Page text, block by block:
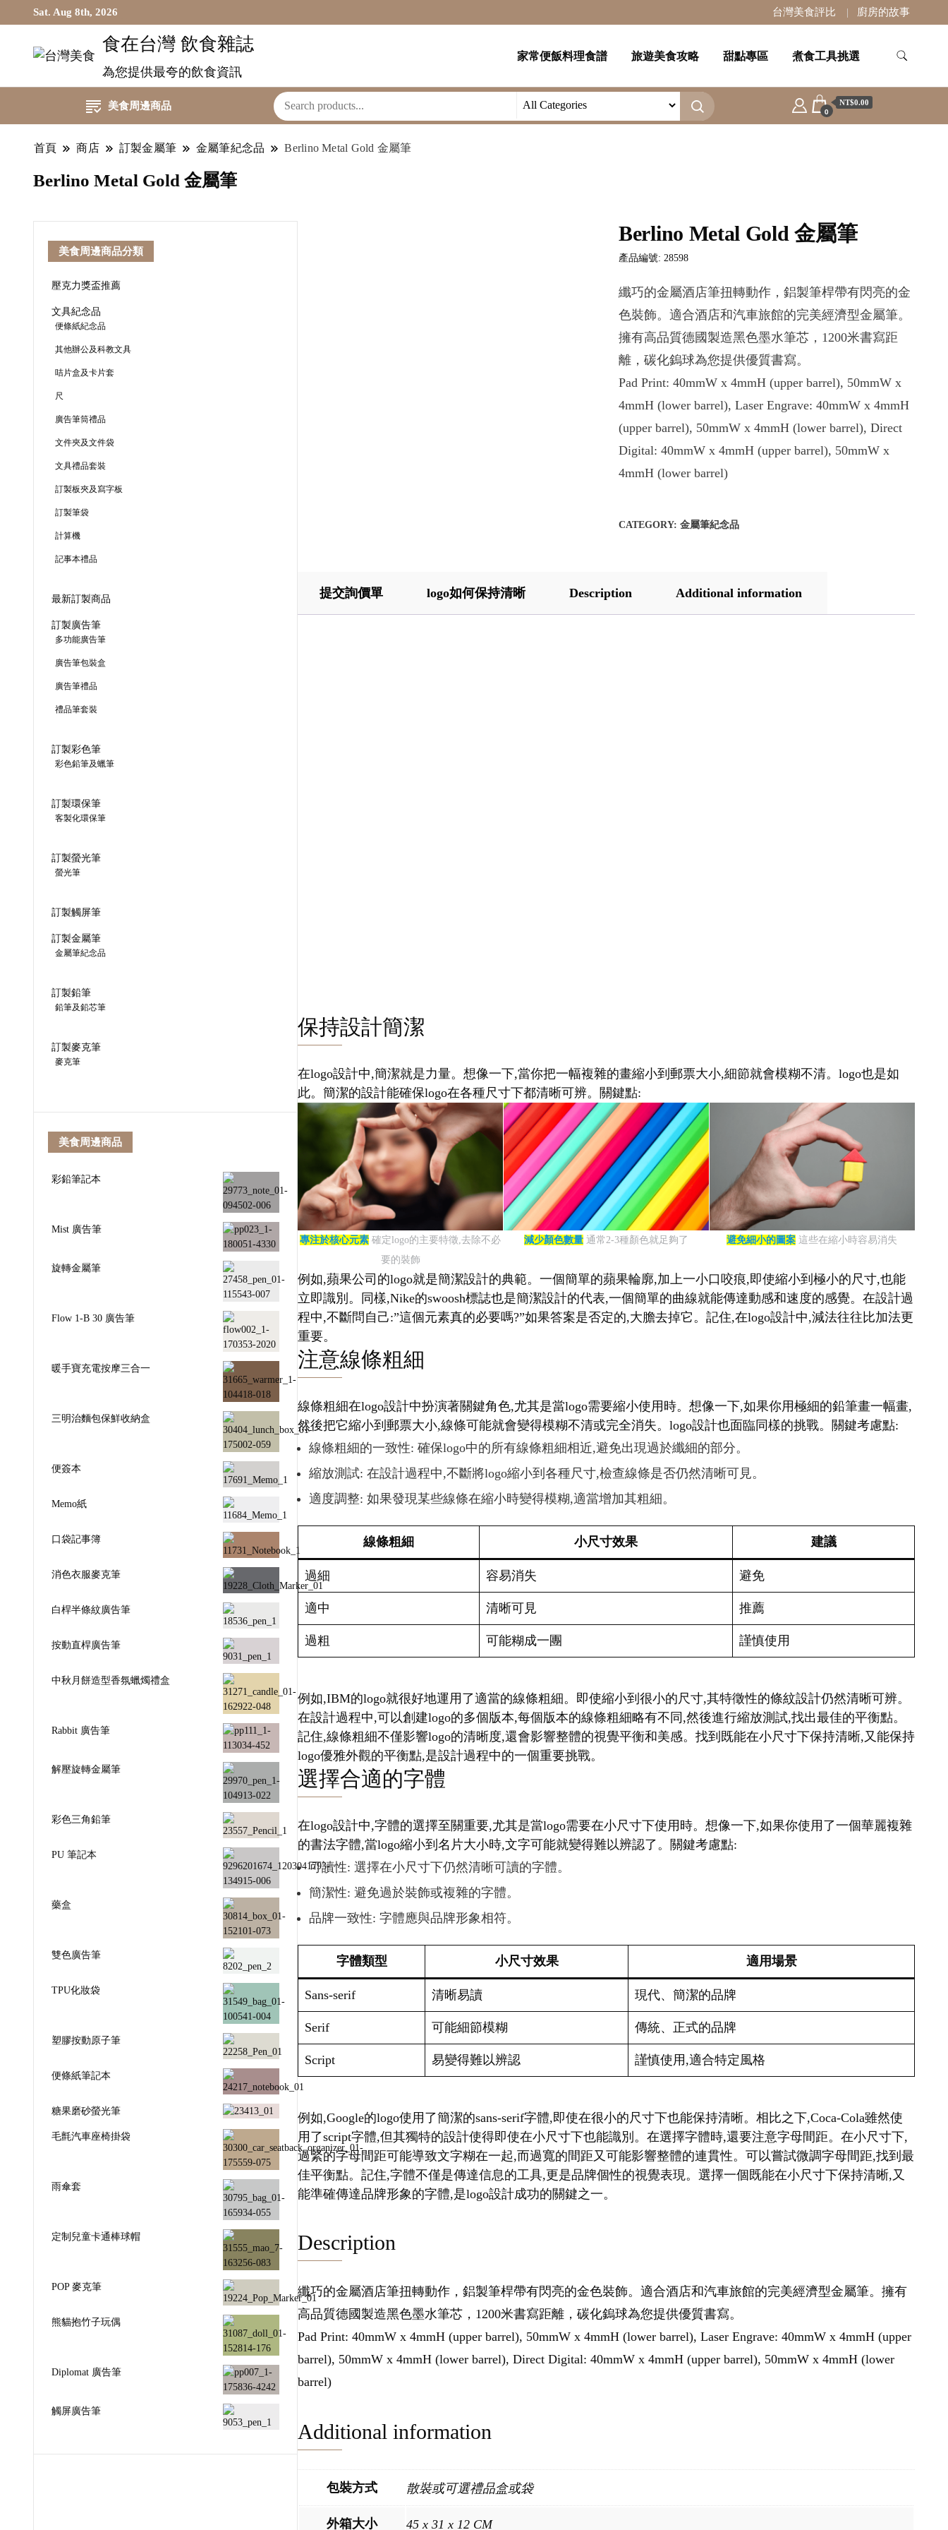
Sat. Aug 8th, 2026 台灣美食評比 廚房的故事
食在台灣 飲食雜誌
為您提供最夸的飲食資訊
家常便飯料理食譜 旅遊美食攻略 甜點專區 煮食工具挑選
美食周邊商品 0
NT$0.00
首頁 商店 訂製金屬筆 金屬筆紀念品 Berlino Metal Gold 金屬筆
Berlino Metal Gold 金屬筆
Berlino Metal Gold 金屬筆
產品編號: 28598
纖巧的金屬酒店筆扭轉動作，鋁製筆桿帶有閃亮的金
色裝飾。適合酒店和汽車旅館的完美經濟型金屬筆。
擁有高品質德國製造黑色墨水筆芯，1200米書寫距
離，碳化鎢球為您提供優質書寫。
Pad Print: 40mmW x 4mmH (upper barrel), 50mmW x
4mmH (lower barrel), Laser Engrave: 40mmW x 4mmH
(upper barrel), 50mmW x 4mmH (lower barrel), Direct
Digital: 40mmW x 4mmH (upper barrel), 50mmW x
4mmH (lower barrel)
CATEGORY: 金屬筆紀念品
提交詢價單 logo如何保持清晰 Description Additional information
保持設計簡潔
在logo設計中,簡潔就是力量。想像一下,當你把一幅複雜的畫縮小到郵票大小,細節就會模糊不清。logo也是如
此。簡潔的設計能確保logo在各種尺寸下都清晰可辨。關鍵點:
專注於核心元素 確定logo的主要特徵,去除不必
要的裝飾
減少顏色數量 通常2-3種顏色就足夠了 避免細小的圖案 這些在縮小時容易消失
例如,蘋果公司的logo就是簡潔設計的典範。一個簡單的蘋果輪廓,加上一小口咬痕,即使縮小到極小的尺寸,也能
立即識別。同樣,Nike的swoosh標誌也是簡潔設計的代表,一個簡單的曲線就能傳達動感和速度的感覺。在設計過
程中,不斷問自己:”這個元素真的必要嗎?”如果答案是否定的,大膽去掉它。記住,在logo設計中,減法往往比加法更
重要。
注意線條粗細
線條粗細在logo設計中扮演著關鍵角色,尤其是當logo需要縮小使用時。想像一下,如果你用極細的鉛筆畫一幅畫,
然後把它縮小到郵票大小,線條可能就會變得模糊不清或完全消失。logo設計也面臨同樣的挑戰。關鍵考慮點:
線條粗細的一致性: 確保logo中的所有線條粗細相近,避免出現過於纖細的部分。
縮放測試: 在設計過程中,不斷將logo縮小到各種尺寸,檢查線條是否仍然清晰可見。
適度調整: 如果發現某些線條在縮小時變得模糊,適當增加其粗細。
線條粗細 小尺寸效果 建議
過細 容易消失 避免
適中 清晰可見 推薦
過粗 可能糊成一團 謹慎使用
例如,IBM的logo就很好地運用了適當的線條粗細。即使縮小到很小的尺寸,其特徵性的條紋設計仍然清晰可辨。
在設計過程中,可以創建logo的多個版本,每個版本的線條粗細略有不同,然後進行縮放測試,找出最佳的平衡點。
記住,線條粗細不僅影響logo的清晰度,還會影響整體的視覺平衡和美感。找到既能在小尺寸下保持清晰,又能保持
logo優雅外觀的平衡點,是設計過程中的一個重要挑戰。
選擇合適的字體
在logo設計中,字體的選擇至關重要,尤其是當logo需要在小尺寸下使用時。想像一下,如果你使用了一個華麗複雜
的書法字體,當logo縮小到名片大小時,文字可能就變得難以辨認了。關鍵考慮點:
可讀性: 選擇在小尺寸下仍然清晰可讀的字體。
簡潔性: 避免過於裝飾或複雜的字體。
品牌一致性: 字體應與品牌形象相符。
字體類型 小尺寸效果 適用場景
Sans-serif 清晰易讀 現代、簡潔的品牌
Serif 可能細節模糊 傳統、正式的品牌
Script 易變得難以辨認 謹慎使用,適合特定風格
例如,Google的logo使用了簡潔的sans-serif字體,即使在很小的尺寸下也能保持清晰。相比之下,Coca-Cola雖然使
用了script字體,但其獨特的設計使得即使在小尺寸下也能識別。在選擇字體時,還要注意字母間距。在小尺寸下,
過緊的字母間距可能導致文字糊在一起,而過寬的間距又可能影響整體的連貫性。可以嘗試微調字母間距,找到最
佳平衡點。記住,字體不僅是傳達信息的工具,更是品牌個性的視覺表現。選擇一個既能在小尺寸下保持清晰,又
能準確傳達品牌形象的字體,是logo設計成功的關鍵之一。
Description
纖巧的金屬酒店筆扭轉動作，鋁製筆桿帶有閃亮的金色裝飾。適合酒店和汽車旅館的完美經濟型金屬筆。擁有
高品質德國製造黑色墨水筆芯，1200米書寫距離，碳化鎢球為您提供優質書寫。
Pad Print: 40mmW x 4mmH (upper barrel), 50mmW x 4mmH (lower barrel), Laser Engrave: 40mmW x 4mmH (upper
barrel), 50mmW x 4mmH (lower barrel), Direct Digital: 40mmW x 4mmH (upper barrel), 50mmW x 4mmH (lower
barrel)
Additional information
包裝方式 散裝或可選禮品盒或袋
外箱大小 45 x 31 x 12 CM
美食周邊商品分類
壓克力獎盃推薦
文具紀念品
便條紙紀念品
其他辦公及科教文具
咭片盒及卡片套
尺
廣告筆筒禮品
文件夾及文件袋
文具禮品套裝
訂製板夾及寫字板
訂製筆袋
計算機
記事本禮品
最新訂製商品
訂製廣告筆
多功能廣告筆
廣告筆包裝盒
廣告筆禮品
禮品筆套裝
訂製彩色筆
彩色鉛筆及蠟筆
訂製環保筆
客製化環保筆
訂製螢光筆
螢光筆
訂製觸屏筆
訂製金屬筆
金屬筆紀念品
訂製鉛筆
鉛筆及鉛芯筆
訂製麥克筆
麥克筆
美食周邊商品
彩鉛筆記本
Mist 廣告筆
旋轉金屬筆
Flow 1-B 30 廣告筆
暖手寶充電按摩三合一
三明治麵包保鮮收納盒
便簽本
Memo紙
口袋記事簿
消色衣服麥克筆
白桿半條紋廣告筆
按動直桿廣告筆
中秋月餅造型香氛蠟燭禮盒
Rabbit 廣告筆
解壓旋轉金屬筆
彩色三角鉛筆
PU 筆記本
藥盒
雙色廣告筆
TPU化妝袋
塑膠按動原子筆
便條紙筆記本
糖果磨砂螢光筆
毛氈汽車座椅掛袋
雨傘套
定制兒童卡通棒球帽
POP 麥克筆
熊貓抱竹子玩偶
Diplomat 廣告筆
觸屏廣告筆